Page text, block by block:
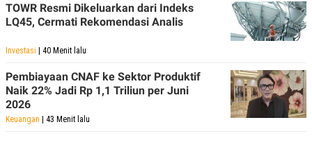
TOWR Resmi Dikeluarkan dari Indeks
LQ45, Cermati Rekomendasi Analis
Investasi | 40 Menit lalu
Pembiayaan CNAF ke Sektor Produktif
Naik 22% Jadi Rp 1,1 Triliun per Juni
2026
Keuangan | 43 Menit lalu